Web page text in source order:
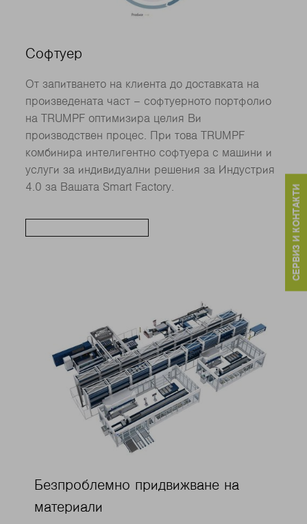
Софтуер
От запитването на клиента до доставката на
произведената част – софтуерното портфолио
на TRUMPF оптимизира целия Ви
производствен процес. При това TRUMPF
комбинира интелигентно софтуера с машини и
услуги за индивидуални решения за Индустрия
4.0 за Вашата Smart Factory.
Безпроблемно придвижване на
материали
СЕРВИЗ И КОНТАКТИ